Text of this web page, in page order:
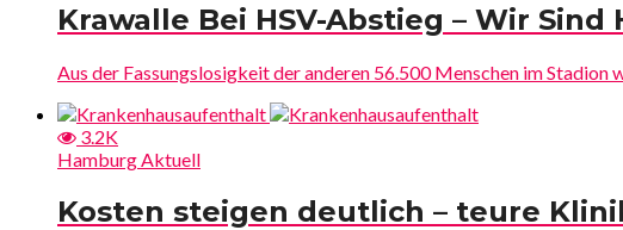
Krawalle Bei HSV-Abstieg – Wir
Aus der Fassungslosigkeit der anderen 56.500 Menschen im
3.2K
Hamburg Aktuell
Kosten steigen deutlich – teure